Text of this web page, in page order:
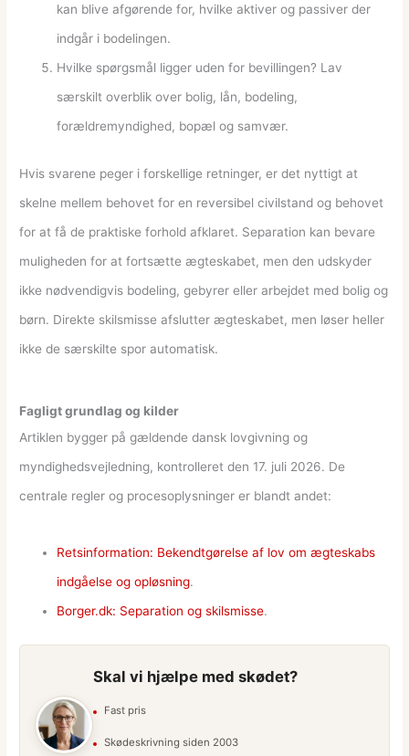
kan blive afgørende for, hvilke aktiver og passiver der
indgår i bodelingen.
Hvilke spørgsmål ligger uden for bevillingen? Lav
særskilt overblik over bolig, lån, bodeling,
forældremyndighed, bopæl og samvær.
Hvis svarene peger i forskellige retninger, er det nyttigt at
skelne mellem behovet for en reversibel civilstand og behovet
for at få de praktiske forhold afklaret. Separation kan bevare
muligheden for at fortsætte ægteskabet, men den udskyder
ikke nødvendigvis bodeling, gebyrer eller arbejdet med bolig og
børn. Direkte skilsmisse afslutter ægteskabet, men løser heller
ikke de særskilte spor automatisk.
Fagligt grundlag og kilder
Artiklen bygger på gældende dansk lovgivning og
myndighedsvejledning, kontrolleret den 17. juli 2026. De
centrale regler og procesoplysninger er blandt andet:
Retsinformation: Bekendtgørelse af lov om ægteskabs
indgåelse og opløsning.
Borger.dk: Separation og skilsmisse.
Skal vi hjælpe med skødet?
Fast pris
Skødeskrivning siden 2003